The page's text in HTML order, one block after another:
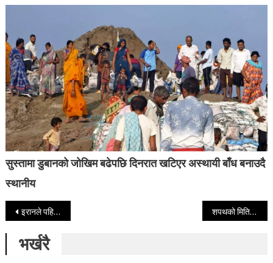
सुस्तामा डुबानको जोखिम बढेपछि दिनरात खटिएर अस्थायी बाँध बनाउदै
स्थानीय
Post navigation
इरानले पहिलो पटक प्रयोग गर्यो ४ हजार किलोमिटर पर मार हान्ने मिसाइल शपथको मिति तय: १३ चैतमा बालेन प्रधानमन्त्री बन्ने तयारी
भर्खरै